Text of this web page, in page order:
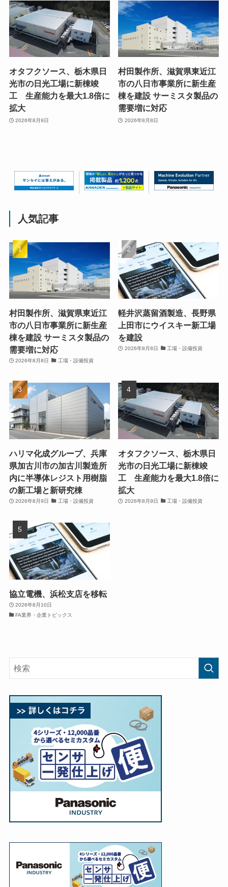
オタフクソース、栃木県日
光市の日光工場に新棟竣
工 生産能力を最大1.8倍に
拡大
2026年8月9日
村田製作所、滋賀県東近江
市の八日市事業所に新生産
棟を建設 サーミスタ製品の
需要増に対応
2026年8月8日
人気記事
村田製作所、滋賀県東近江
市の八日市事業所に新生産
棟を建設 サーミスタ製品の
需要増に対応
2026年8月8日 工場・設備投資
軽井沢蒸留酒製造、長野県
上田市にウイスキー新工場
を建設
2026年8月8日 工場・設備投資
ハリマ化成グループ、兵庫
県加古川市の加古川製造所
内に半導体レジスト用樹脂
の新工場と新研究棟
2026年8月9日 工場・設備投資
オタフクソース、栃木県日
光市の日光工場に新棟竣
工 生産能力を最大1.8倍に
拡大
2026年8月9日 工場・設備投資
協立電機、浜松支店を移転
2026年8月10日
FA業界・企業トピックス